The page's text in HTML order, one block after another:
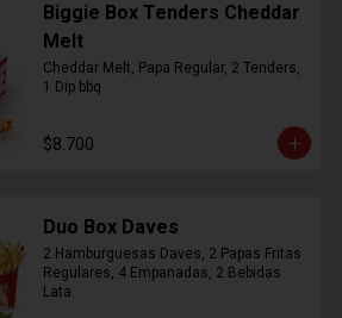
Biggie Box Tenders Cheddar
Melt
Cheddar Melt, Papa Regular, 2 Tenders,
1 Dip bbq
$8.700
Duo Box Daves
2 Hamburguesas Daves, 2 Papas Fritas
Regulares, 4 Empanadas, 2 Bebidas
Lata.